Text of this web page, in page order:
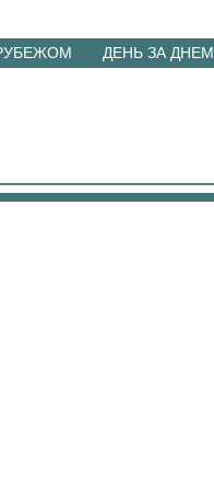
ДЕНЬ ЗА ДНЕМ